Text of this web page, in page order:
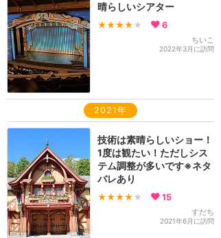
晴らしいシアター
★★★★ ★ 6
ちいこ
2022年3月に訪問
2021年
技術は素晴らしいショー！
1度は観たい！ただしシス
テム調整が多いです※ネタ
バレあり
★★★★ ★ 15
すだち
2021年6月に訪問